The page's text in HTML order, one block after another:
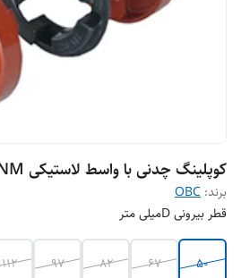
کوپلینگ چدنی با واسط لاستیکی NM
برند: OBC
قطر بیرونی Dمیلی متر
50
67
82
97
112